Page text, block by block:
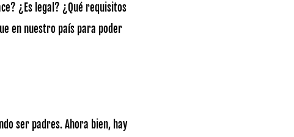
¿Es legal? ¿Qué requisitos
en nuestro país para poder
ser padres. Ahora bien, hay